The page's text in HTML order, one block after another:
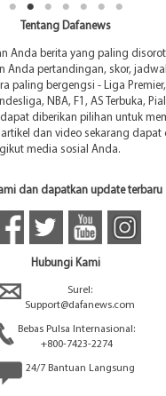
Tentang Dafanews
Anda berita yang paling
Anda pertandingan, skor,
paling bergengsi - Liga
NBA, F1, AS Terbuka,
diberikan pilihan untuk
dan video sekarang dapat
media sosial Anda.
dan dapatkan update terbaru
Hubungi Kami
Surel:
Support@dafanews.com
Bebas Pulsa Internasional:
+800-7423-2274
24/7 Bantuan Langsung